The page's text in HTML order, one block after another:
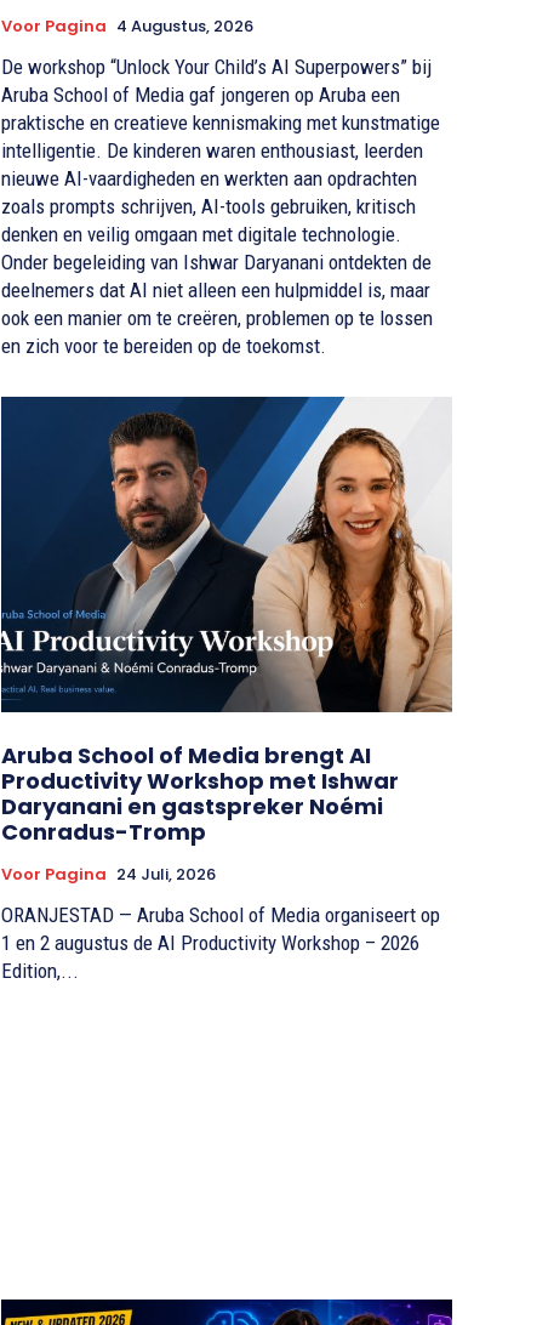
Voor Pagina 4 Augustus, 2026
De workshop “Unlock Your Child’s AI Superpowers” bij
Aruba School of Media gaf jongeren op Aruba een
praktische en creatieve kennismaking met kunstmatige
intelligentie. De kinderen waren enthousiast, leerden
nieuwe AI-vaardigheden en werkten aan opdrachten
zoals prompts schrijven, AI-tools gebruiken, kritisch
denken en veilig omgaan met digitale technologie.
Onder begeleiding van Ishwar Daryanani ontdekten de
deelnemers dat AI niet alleen een hulpmiddel is, maar
ook een manier om te creëren, problemen op te lossen
en zich voor te bereiden op de toekomst.
Aruba School of Media brengt AI
Productivity Workshop met Ishwar
Daryanani en gastspreker Noémi
Conradus-Tromp
Voor Pagina 24 Juli, 2026
ORANJESTAD — Aruba School of Media organiseert op
1 en 2 augustus de AI Productivity Workshop – 2026
Edition,...